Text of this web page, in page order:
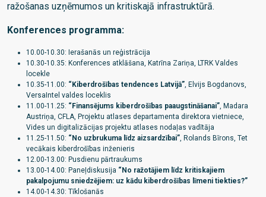
ražošanas uzņēmumos un kritiskajā infrastruktūrā.
Konferences programma:
10.00-10.30: Ierašanās un reģistrācija
10.30-10.35: Konferences atklāšana, Katrīna Zariņa, LTRK Valdes
locekle
10.35-11.00: “Kiberdrošības tendences Latvijā”, Elvijs Bogdanovs,
VersaIntel valdes loceklis
11.00-11.25: “Finansējums kiberdrošības paaugstināšanai”, Madara
Austriņa, CFLA, Projektu atlases departamenta direktora vietniece,
Vides un digitalizācijas projektu atlases nodaļas vadītāja
11.25-11.50: “No uzbrukuma līdz aizsardzībai”, Rolands Bīrons, Tet
vecākais kiberdrošības inženieris
12.00-13.00: Pusdienu pārtraukums
13.00-14.00: Paneļdiskusija “No ražotājiem līdz kritiskajiem
pakalpojumu sniedzējiem: uz kādu kiberdrošības līmeni tiekties?”
14.00-14.30: Tīklošanās